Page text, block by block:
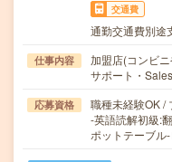
交通費
通勤交通費別途
仕事内容
加盟店(コンビ
サポート・
応募資格
職種未経験OK /
-英語読解初級:
ポットテーブ